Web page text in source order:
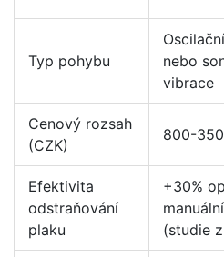
Typ pohybu
nebo
vibrace
Cenový rozsah
(CZK)
800-
Efektivita
odstraňování
plaku
+30%
(studie